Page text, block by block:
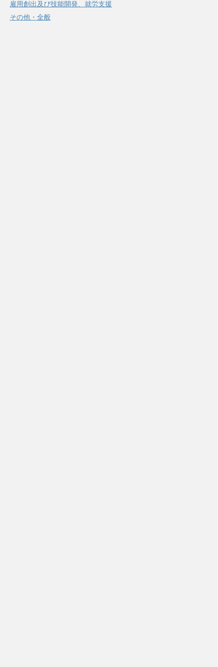
雇用創出及び技能開発、就労支援
その他・全般